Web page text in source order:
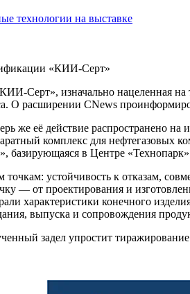
технологии на выставке
«КИИ-Серт»
Серт», изначально нацеленная
О расширении CNews
же её действие
комплекс для
базирующаяся в Центре
устойчивость к отказам,
— от проектирования и
характеристики конечного
выпуска и сопровождения
задел упростит